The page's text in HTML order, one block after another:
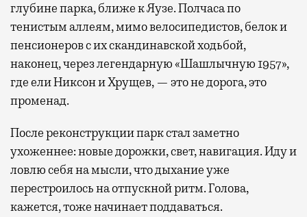
глубине парка, ближе к Яузе. Полчаса по
тенистым аллеям, мимо велосипедистов, белок и
пенсионеров с их скандинавской ходьбой,
наконец, через легендарную «Шашлычную 1957»,
где ели Никсон и Хрущев, — это не дорога, это
променад.
После реконструкции парк стал заметно
ухоженнее: новые дорожки, свет, навигация. Иду и
ловлю себя на мысли, что дыхание уже
перестроилось на отпускной ритм. Голова,
кажется, тоже начинает поддаваться.